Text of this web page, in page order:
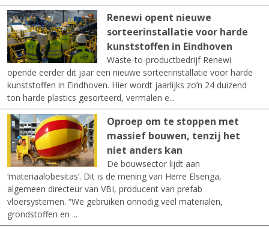
Renewi opent nieuwe
sorteerinstallatie voor harde
kunststoffen in Eindhoven
Waste-to-productbedrijf Renewi
opende eerder dit jaar een nieuwe sorteerinstallatie voor harde
kunststoffen in Eindhoven. Hier wordt jaarlijks zo’n 24 duizend
ton harde plastics gesorteerd, vermalen e...
Oproep om te stoppen met
massief bouwen, tenzij het
niet anders kan
De bouwsector lijdt aan
‘materiaalobesitas’. Dit is de mening van Herre Elsenga,
algemeen directeur van VBI, producent van prefab
vloersystemen. “We gebruiken onnodig veel materialen,
grondstoffen en ...